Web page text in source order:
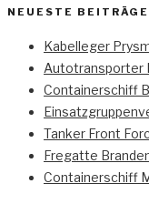
NEUESTE BEITRÄGE
Kabelleger
Autotransporter
Containerschiff
Tanker Front
Fregatte
Containerschiff